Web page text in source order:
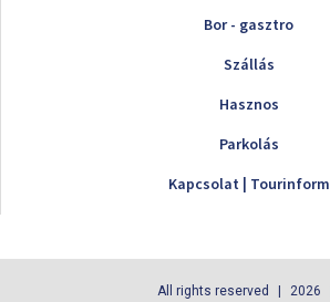
Bor - gasztro
Szállás
Hasznos
Parkolás
Kapcsolat | Tourinform
All rights reserved
2026